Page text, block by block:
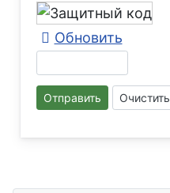
Обновить
Отправить Очистить